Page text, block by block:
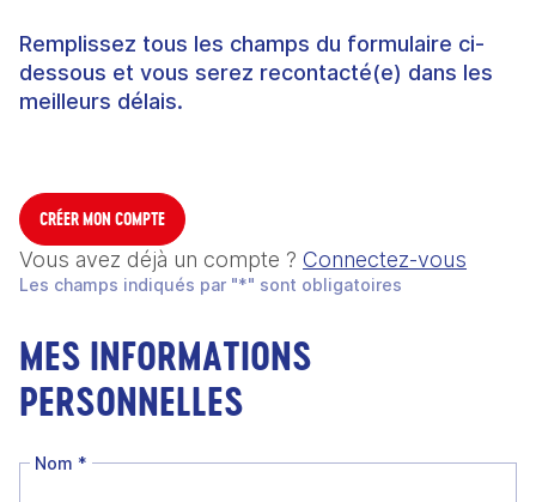
Remplissez tous les champs du formulaire ci-
dessous et vous serez recontacté(e) dans les
meilleurs délais.
CRÉER MON COMPTE
Vous avez déjà un compte ? Connectez-vous
Les champs indiqués par "*" sont obligatoires
MES INFORMATIONS
PERSONNELLES
Nom *